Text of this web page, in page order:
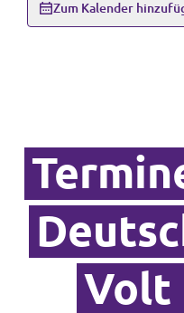
Zum Kalender
Volt